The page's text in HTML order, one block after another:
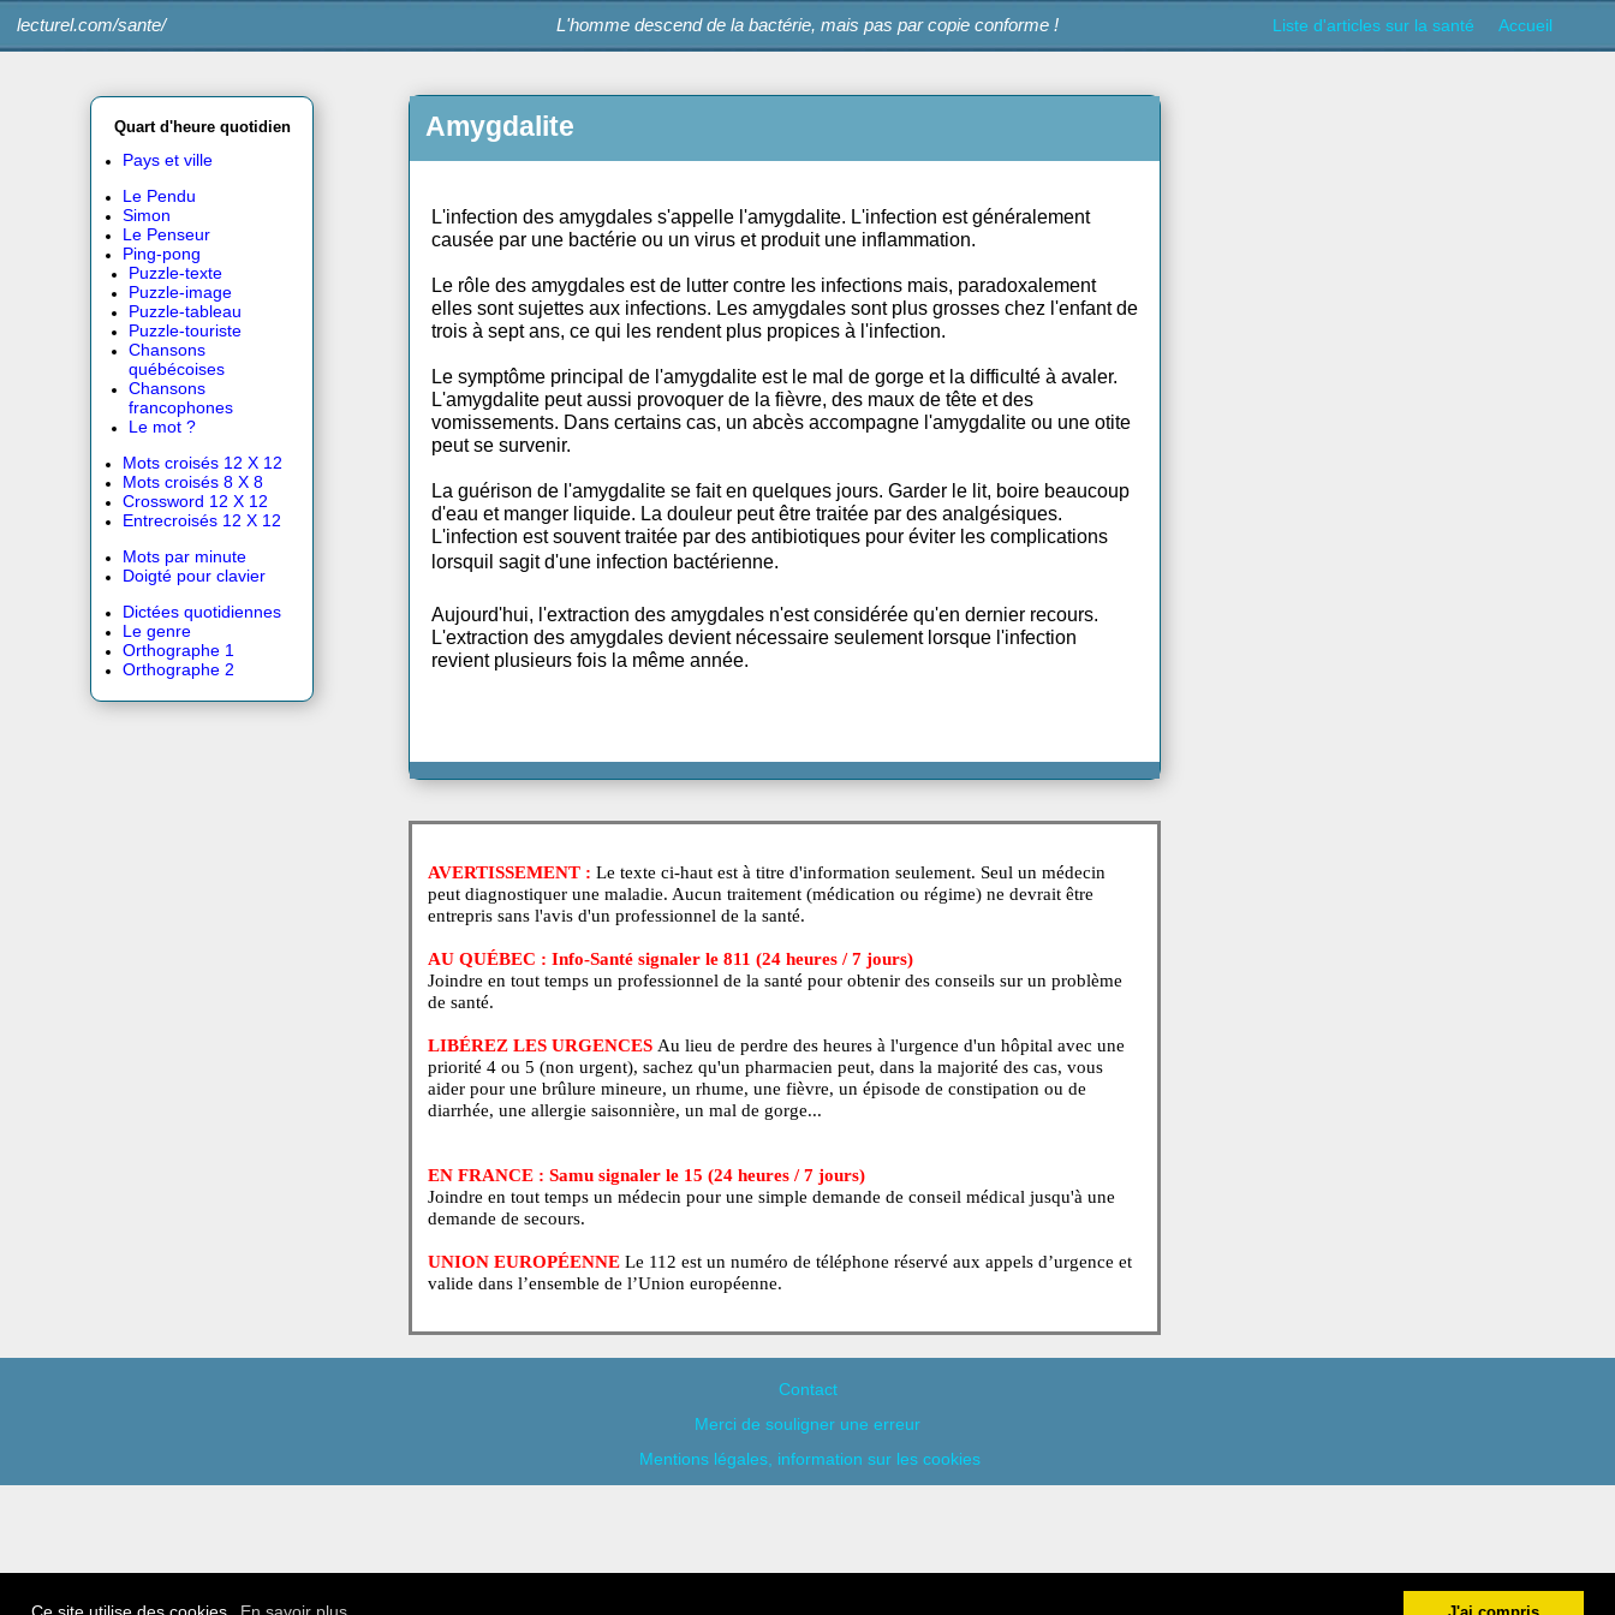
lecturel.com/sante/ L'homme descend de la bactérie, mais pas par copie conforme ! Liste d'articles sur la
Quart d'heure quotidien
Le Pendu
Simon
Le Penseur
Ping-pong
Puzzle-texte
Puzzle-image
Puzzle-tableau
Puzzle-touriste
Chansons
québécoises
Chansons
francophones
Le mot ?
Mots croisés 12 X 12
Crossword 12 X 12
Entrecroisés 12 X 12
Mots par minute
Doigté pour clavier
Dictées quotidiennes
Le genre
Amygdalite
L'infection des amygdales s'appelle l'amygdalite. L'infection est généralement
Le rôle des amygdales est de lutter contre les infections mais, paradoxalement
elles sont sujettes aux infections. Les amygdales sont plus grosses chez l'enfant de
trois à sept ans, ce qui les rendent plus propices à l'infection.
Le symptôme principal de l'amygdalite est le mal de gorge et la difficulté à avaler.
L'amygdalite peut aussi provoquer de la fièvre, des maux de tête et des
peut se survenir.
La guérison de l'amygdalite se fait en quelques jours. Garder le lit, boire beaucoup
d'eau et manger liquide. La douleur peut être traitée par des analgésiques.
lorsquil sagit d'une infection bactérienne.
AVERTISSEMENT : Le texte ci-haut est à titre d'information seulement. Seul un médecin
peut diagnostiquer une maladie. Aucun traitement (médication ou régime) ne devrait être
AU QUÉBEC : Info-Santé signaler le 811 (24 heures / 7 jours)
Joindre en tout temps un professionnel de la santé pour obtenir des conseils sur un problème
de santé.
priorité 4 ou 5 (non urgent), sachez qu'un pharmacien peut, dans la majorité des cas, vous
aider pour une brûlure mineure, un rhume, une fièvre, un épisode de constipation ou de
Joindre en tout temps un médecin pour une simple demande de conseil médical jusqu'à une
demande de secours.
Le 112 est un numéro de téléphone réservé aux appels d’urgence et
valide dans l’ensemble de l’Union européenne.